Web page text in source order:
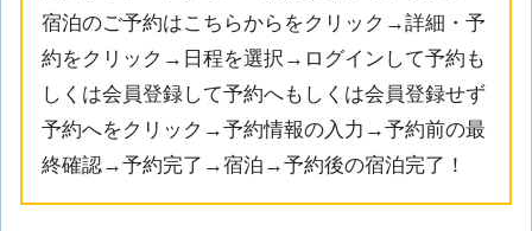
宿泊のご予約はこちらからをクリック→詳細・予
約をクリック→日程を選択→ログインして予約も
しくは会員登録して予約へもしくは会員登録せず
予約へをクリック→予約情報の入力→予約前の最
終確認→予約完了→宿泊→予約後の宿泊完了！